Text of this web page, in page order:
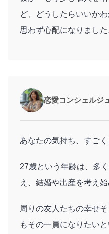
ど、どうしたらいいか
思わず心配になりました
恋愛コンシェルジ
あなたの気持ち、すごく
27歳という年齢は、多
え、結婚や出産を考え始
周りの友人たちの幸せ
もその一員になりたい